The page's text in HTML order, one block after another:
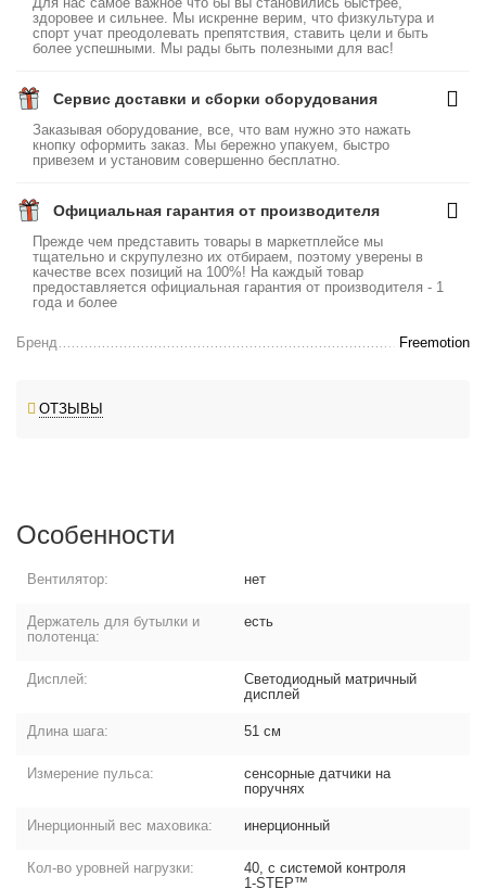
здоровее и сильнее. Мы искренне верим, что физкультура и
спорт учат преодолевать препятствия, ставить цели и быть
более успешными. Мы рады быть полезными для вас!
Сервис доставки и сборки оборудования
Заказывая оборудование, все, что вам нужно это нажать
кнопку оформить заказ. Мы бережно упакуем, быстро
привезем и установим совершенно бесплатно.
Официальная гарантия от производителя
Прежде чем представить товары в маркетплейсе мы
тщательно и скрупулезно их отбираем, поэтому уверены в
качестве всех позиций на 100%! На каждый товар
предоставляется официальная гарантия от производителя - 1
года и более
Бренд Freemotion
ОТЗЫВЫ
Особенности
Вентилятор: нет
Держатель для бутылки и
полотенца:
есть
Дисплей:
Светодиодный матричный
дисплей
Длина шага: 51 см
Измерение пульса:
сенсорные датчики на
поручнях
Инерционный вес маховика: инерционный
Кол-во уровней нагрузки:
40, с системой контроля
1-STEP™